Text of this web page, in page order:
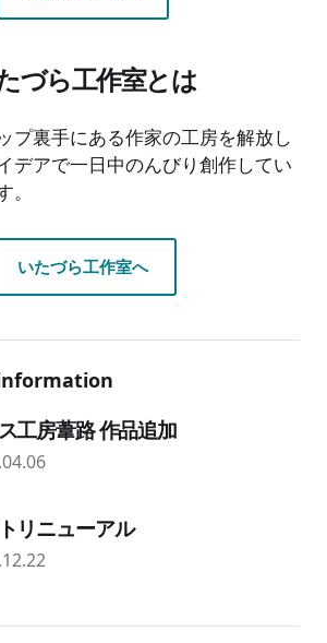
づら工作室とは
プ裏手にある作家の工房を解放し
デアで一日中のんびり創作してい
いたづら工作室へ
工房葦路 作品追加
リニューアル